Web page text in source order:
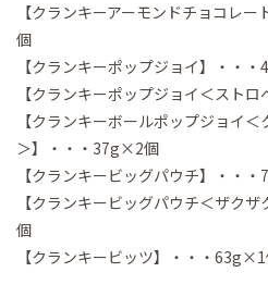
【クランキーアーモンドチョコレ
個
【クランキーポップジョイ】・・
【クランキーポップジョイ＜スト
【クランキーボールポップジョイ
＞】・・・37g×2個
【クランキービッグパウチ】・・
【クランキービッグパウチ＜ザク
個
【クランキービッツ】・・・